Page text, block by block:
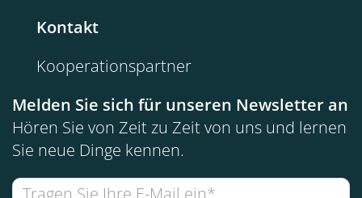
Kontakt
Kooperationspartner
Melden Sie sich für unseren Newsletter an
Hören Sie von Zeit zu Zeit von uns und lernen
Sie neue Dinge kennen.